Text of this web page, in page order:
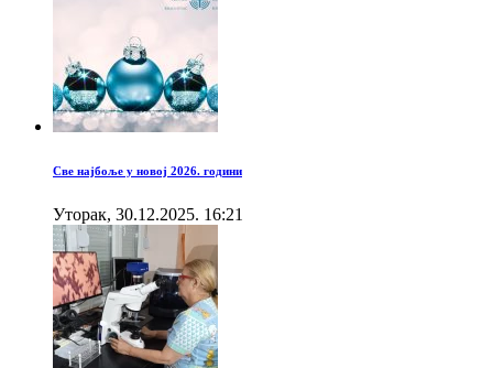
Све најбоље у новој 2026. години
Уторак, 30.12.2025. 16:21